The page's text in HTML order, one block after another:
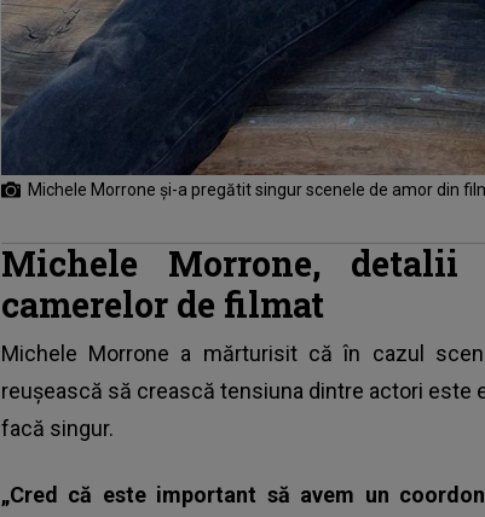
Michele Morrone și-a pregătit singur scenele de amor din
Michele Morrone,
camerelor de filmat
Michele Morrone a mărturisit că în cazul
reușească să crească tensiuna dintre actori este
facă singur.
„Cred că este important să avem un